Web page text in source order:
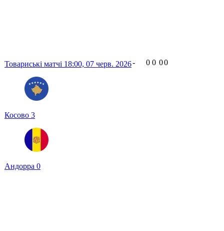
Товариські матчі 18:00, 07 черв. 2026
Косово 3
Андорра 0
- 0 0 00